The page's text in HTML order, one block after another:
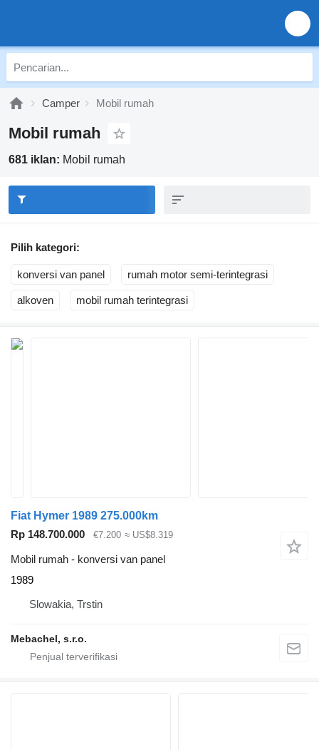
Camper Mobil rumah
Mobil rumah
681 iklan: Mobil rumah
Pilih kategori:
konversi van panel rumah motor semi-terintegrasi
alkoven mobil rumah terintegrasi
Fiat Hymer 1989 275.000km
Rp 148.700.000
€7.200 ≈ US$8.319
Mobil rumah - konversi van panel
1989
Slowakia, Trstin
Mebachel, s.r.o.